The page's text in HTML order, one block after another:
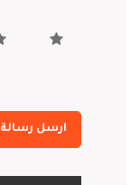
ارسل رسالة